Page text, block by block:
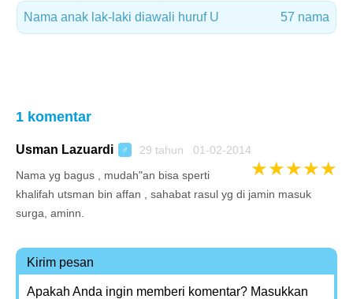
Nama anak lak-laki diawali huruf U 57 nama
1 komentar
Usman Lazuardi ♂ 29 tahun 01-02-2014
★★★★★
Nama yg bagus , mudah"an bisa sperti
khalifah utsman bin affan , sahabat rasul yg di jamin masuk
surga, aminn.
Kirim pesan
Apakah Anda ingin memberi komentar? Masukkan